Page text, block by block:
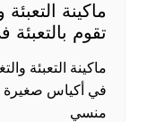
ماكينة
تقوم
ماكينة التعبئة
منسي